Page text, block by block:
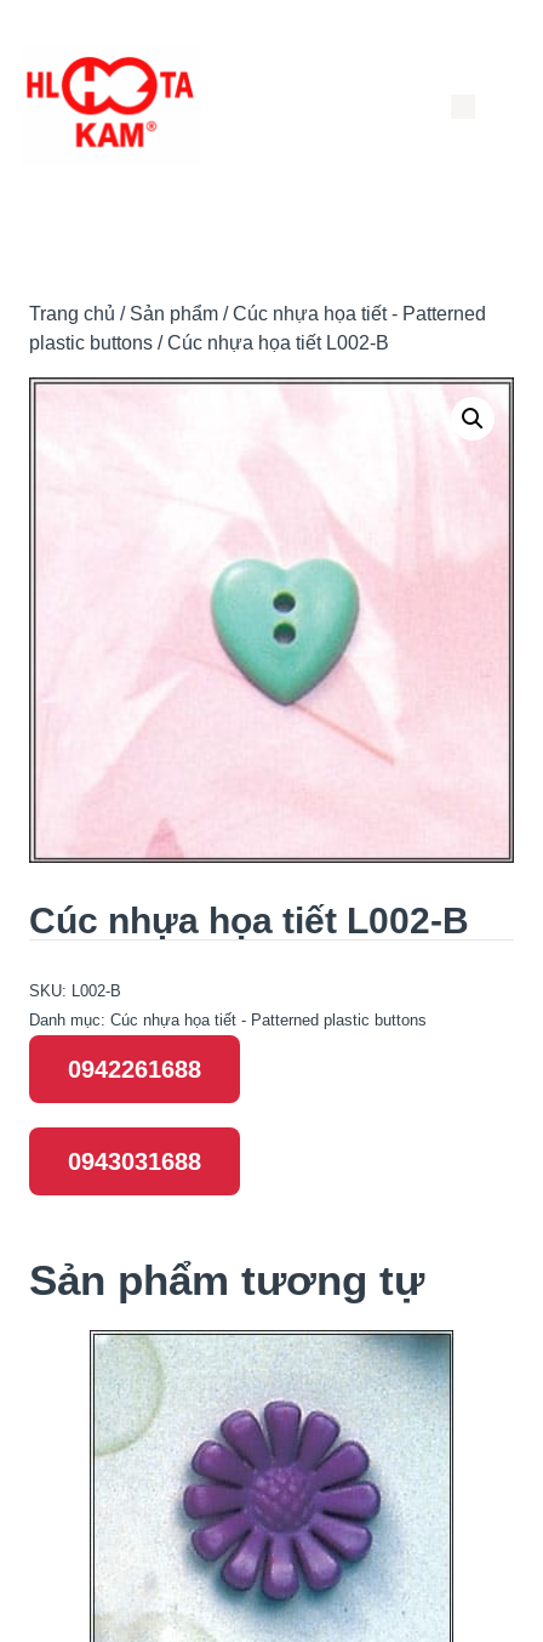
đến
Trang chủ / Sản phẩm /Cúc nhựa họa tiết - Patterned
plastic buttons / Cúc nhựa họa tiết L002-B
Cúc nhựa họa tiết L002-B
SKU: L002-B
Danh mục: Cúc nhựa họa tiết - Patterned plastic buttons
0942261688
0943031688
Sản phẩm tương tự